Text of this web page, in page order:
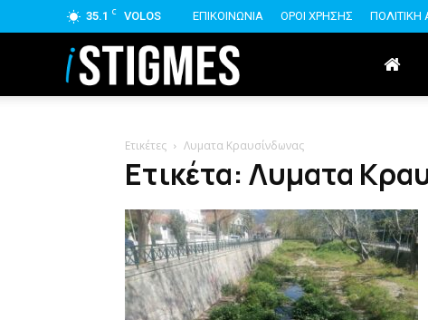
35.1 C VOLOS ΕΠΙΚΟΙΝΩΝΙΑ ΟΡΟΙ ΧΡΗΣΗΣ
istigmes
Ετικέτες Λυματα Κραυσίνδωνας
Ετικέτα: Λυματα